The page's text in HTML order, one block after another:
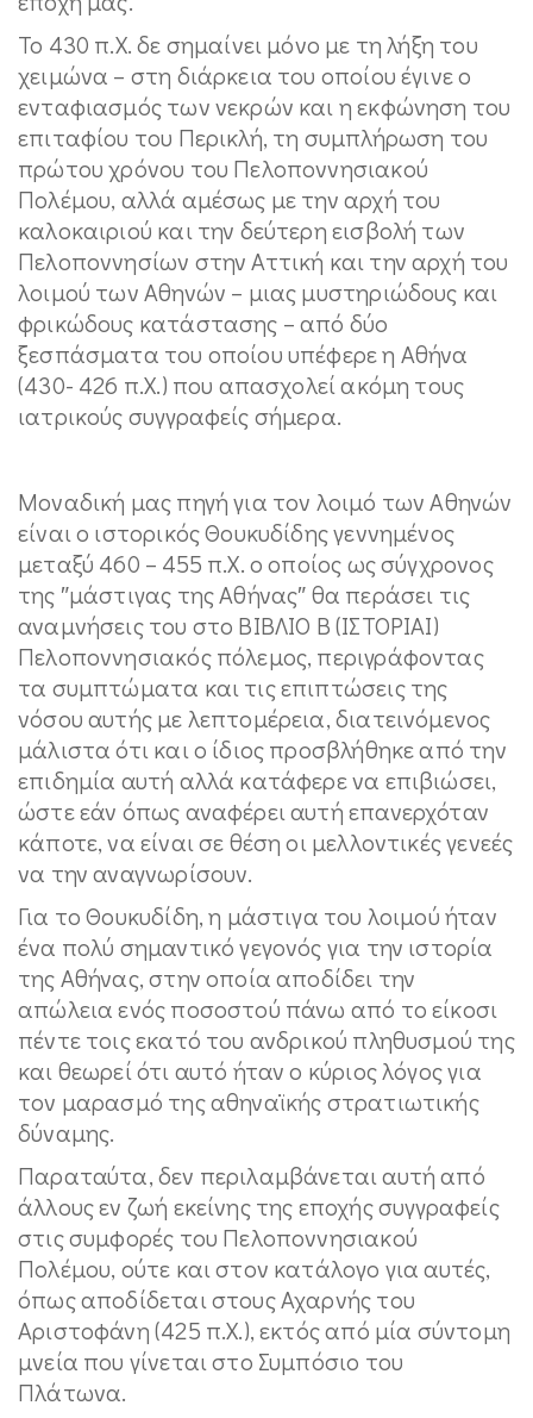
Το 430 π.Χ. δε σημαίνει μόνο με τη λήξη του
χειμώνα – στη διάρκεια του οποίου έγινε ο
ενταφιασμός των νεκρών και η εκφώνηση του
επιταφίου του Περικλή, τη συμπλήρωση του
πρώτου χρόνου του Πελοποννησιακού
Πολέμου, αλλά αμέσως με την αρχή του
καλοκαιριού και την δεύτερη εισβολή των
Πελοποννησίων στην Αττική και την αρχή του
λοιμού των Αθηνών – μιας μυστηριώδους και
φρικώδους κατάστασης – από δύο
ξεσπάσματα του οποίου υπέφερε η Αθήνα
(430- 426 π.Χ.) που απασχολεί ακόμη τους
ιατρικούς συγγραφείς σήμερα.
Μοναδική μας πηγή για τον λοιμό των Αθηνών
είναι ο ιστορικός Θουκυδίδης γεννημένος
μεταξύ 460 – 455 π.Χ. ο οποίος ως σύγχρονος
της ″μάστιγας της Αθήνας″ θα περάσει τις
αναμνήσεις του στο ΒΙΒΛΙΟ Β (ΙΣΤΟΡΙΑΙ)
Πελοποννησιακός πόλεμος, περιγράφοντας
τα συμπτώματα και τις επιπτώσεις της
νόσου αυτής με λεπτομέρεια, διατεινόμενος
μάλιστα ότι και ο ίδιος προσβλήθηκε από την
επιδημία αυτή αλλά κατάφερε να επιβιώσει,
ώστε εάν όπως αναφέρει αυτή επανερχόταν
κάποτε, να είναι σε θέση οι μελλοντικές γενεές
να την αναγνωρίσουν.
Για το Θουκυδίδη, η μάστιγα του λοιμού ήταν
ένα πολύ σημαντικό γεγονός για την ιστορία
της Αθήνας, στην οποία αποδίδει την
απώλεια ενός ποσοστού πάνω από το είκοσι
πέντε τοις εκατό του ανδρικού πληθυσμού της
και θεωρεί ότι αυτό ήταν ο κύριος λόγος για
τον μαρασμό της αθηναϊκής στρατιωτικής
δύναμης.
Παραταύτα, δεν περιλαμβάνεται αυτή από
άλλους εν ζωή εκείνης της εποχής συγγραφείς
στις συμφορές του Πελοποννησιακού
Πολέμου, ούτε και στον κατάλογο για αυτές,
όπως αποδίδεται στους Αχαρνής του
Αριστοφάνη (425 π.Χ.), εκτός από μία σύντομη
μνεία που γίνεται στο Συμπόσιο του
Πλάτωνα.